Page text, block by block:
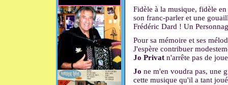
Fidèle à la musique, fidèle
son franc-parler et une
Frédéric Dard ! Un
Pour sa mémoire et ses
J'espère contribuer
Jo Privat n'arrête pas de
Jo ne m'en voudra pas, une
cette musique qu'il a tant